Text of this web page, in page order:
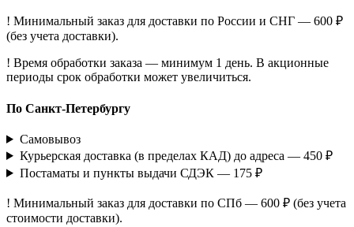
! Минимальный заказ для доставки по России и СНГ — 600 ₽
(без учета доставки).
! Время обработки заказа — минимум 1 день. В акционные
периоды срок обработки может увеличиться.
По Санкт-Петербургу
Самовывоз
Курьерская доставка (в пределах КАД) до адреса — 450 ₽
Постаматы и пункты выдачи СДЭК — 175 ₽
! Минимальный заказ для доставки по СПб — 600 ₽ (без учета
стоимости доставки).